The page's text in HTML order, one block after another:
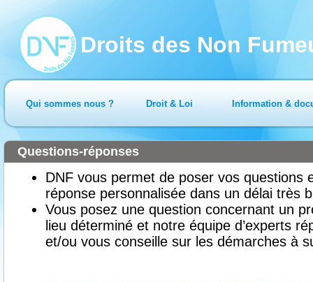
Droits des Non
Qui sommes nous ? Droit & Loi Information &
DNF vous permet de poser vos questions
réponse personnalisée dans un délai très
Vous posez une question concernant un
lieu déterminé et notre équipe d’experts
et/ou vous conseille sur les démarches à
Questions-réponses